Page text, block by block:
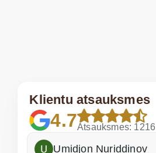
Klientu atsauksmes
4.7Atsauksmes: 1216
Umidjon Nuriddinov